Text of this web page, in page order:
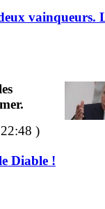
vainqueurs.
)
Diable !